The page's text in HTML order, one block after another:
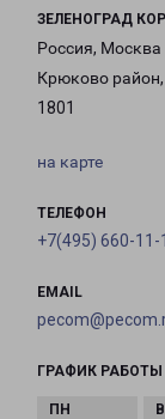
ЗЕЛЕНОГРАД
Россия, Москва
Крюково
1801
на карте
ТЕЛЕФОН
+7(495) 660-11-
EMAIL
ГРАФИК РАБОТЫ